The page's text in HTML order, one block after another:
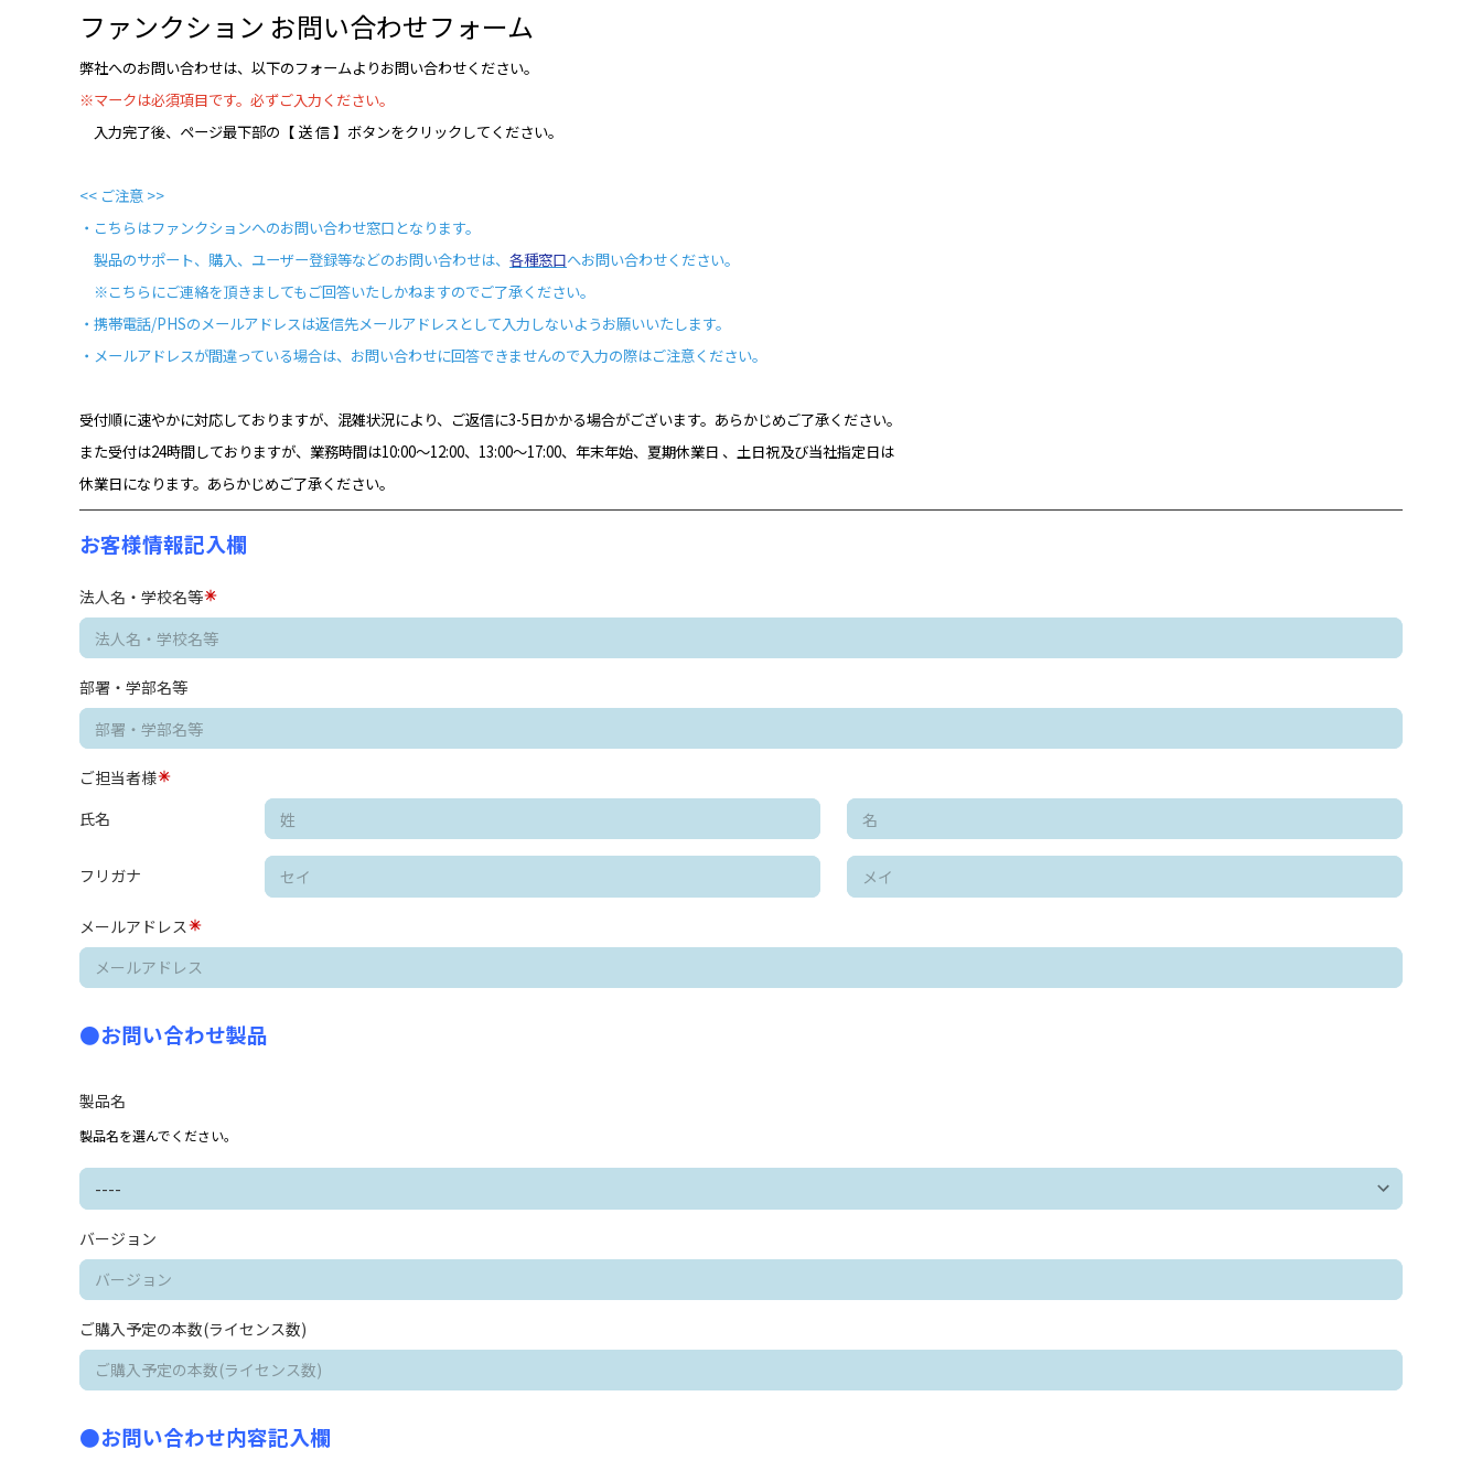
ファンクション お問い合わせフォーム
弊社へのお問い合わせは、以下のフォームよりお問い合わせください。
※マークは必須項目です。必ずご入力ください。
入力完了後、ページ最下部の【 送 信 】ボタンをクリックしてください。
<< ご注意 >>
・こちらはファンクションへのお問い合わせ窓口となります。
製品のサポート、購入、ユーザー登録等などのお問い合わせは、 各種窓口へお問い合わせください。
※こちらにご連絡を頂きましてもご回答いたしかねますのでご了承ください。
・携帯電話/PHSのメールアドレスは返信先メールアドレスとして入力しないようお願いいたします。
・メールアドレスが間違っている場合は、お問い合わせに回答できませんので入力の際はご注意ください。
受付順に速やかに対応しておりますが、混雑状況により、ご返信に3-5日かかる場合がございます。あらかじめご了承ください。
また受付は24時間しておりますが、業務時間は10:00～12:00、 13:00～17:00、年末年始、夏期休業日 、土日祝及び当社指定日は
休業日になります。あらかじめご了承ください。
お客様情報記入欄
法人名・学校名等
部署・学部名等
ご担当者様
氏名
フリガナ
メールアドレス
●お問い合わせ製品
製品名
製品名を選んでください。
バージョン
ご購入予定の本数(ライセンス数)
●お問い合わせ内容記入欄